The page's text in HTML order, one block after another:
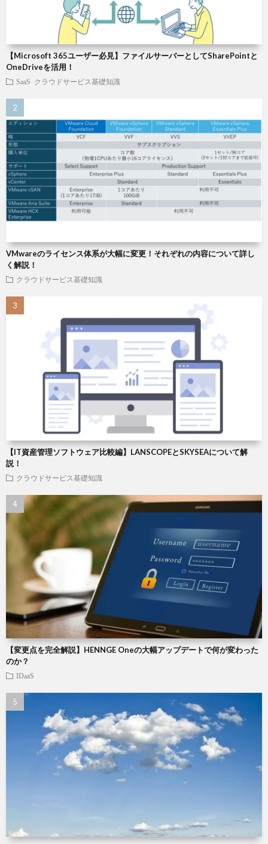
【Microsoft 365ユーザー必見】ファイルサーバーとしてSharePointと
OneDriveを活用！
SaaS クラウドサービス基礎知識
VMwareのライセンス体系が大幅に変更！それぞれの内容について詳し
く解説！
クラウドサービス基礎知識
【IT資産管理ソフトウェア比較編】LANSCOPEとSKYSEAについて解
説！
クラウドサービス基礎知識
【変更点を完全解説】HENNGE Oneの大幅アップデートで何が変わった
のか？
IDaaS